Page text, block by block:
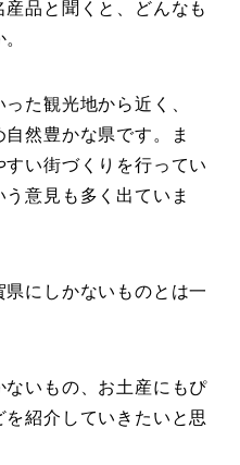
品と聞くと、どんなも
た観光地から近く、
自然豊かな県です。ま
い街づくりを行ってい
意見も多く出ていま
にしかないものとは一
いもの、お土産にもぴ
紹介していきたいと思